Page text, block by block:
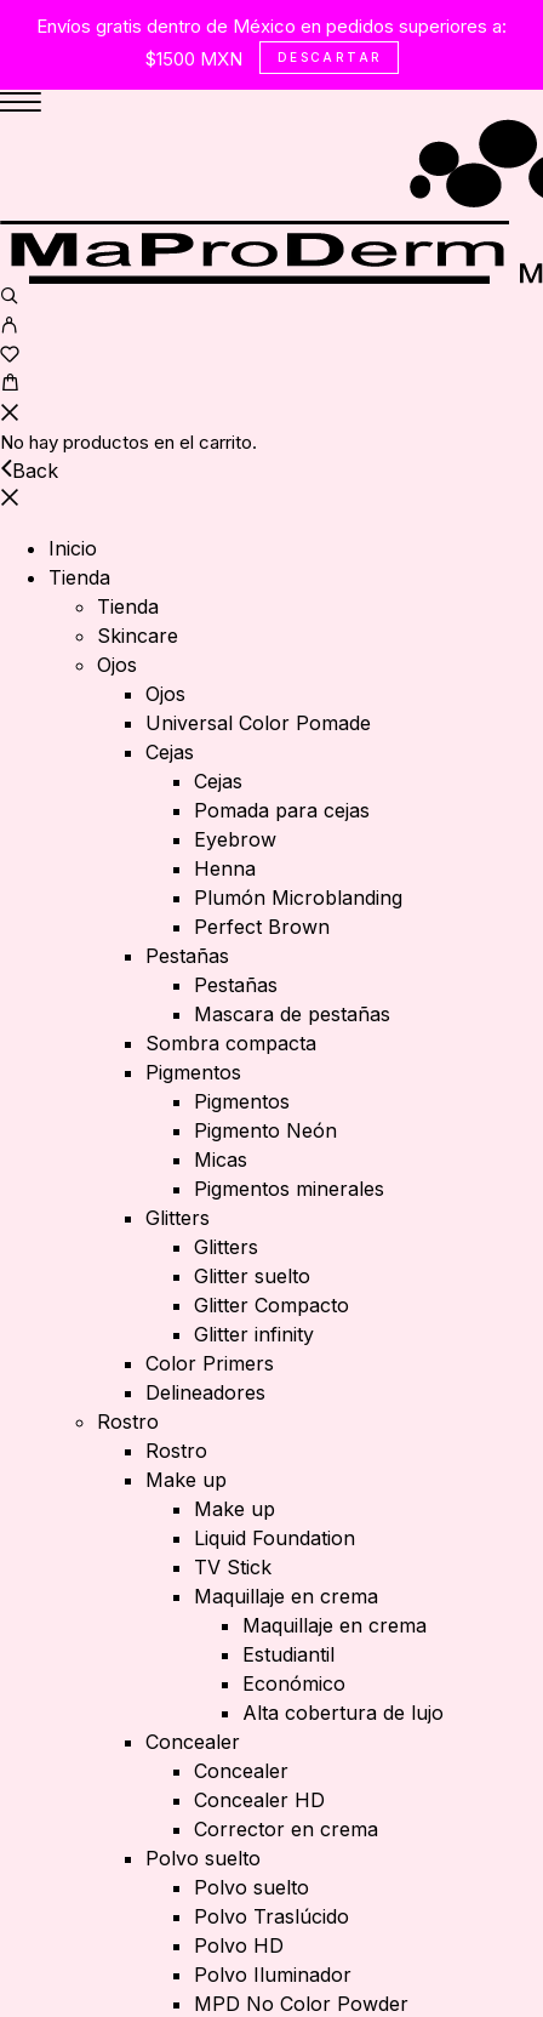
Envíos gratis dentro de México en pedidos superiores a:
$1500 MXN
DESCARTAR
No hay productos en el carrito.
Back
Inicio
Tienda
Tienda
Skincare
Ojos
Ojos
Universal Color Pomade
Cejas
Cejas
Pomada para cejas
Eyebrow
Henna
Plumón Microblanding
Perfect Brown
Pestañas
Pestañas
Mascara de pestañas
Sombra compacta
Pigmentos
Pigmentos
Pigmento Neón
Micas
Pigmentos minerales
Glitters
Glitters
Glitter suelto
Glitter Compacto
Glitter infinity
Color Primers
Delineadores
Rostro
Rostro
Make up
Make up
Liquid Foundation
TV Stick
Maquillaje en crema
Maquillaje en crema
Estudiantil
Económico
Alta cobertura de lujo
Concealer
Concealer
Concealer HD
Corrector en crema
Polvo suelto
Polvo suelto
Polvo Traslúcido
Polvo HD
Polvo Iluminador
MPD No Color Powder